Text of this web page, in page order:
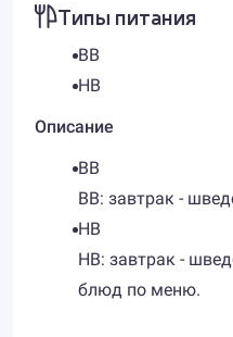
Типы питания
BB
HB
Описание
BB
BB: завтрак -
HB
HB: завтрак -
блюд по меню.